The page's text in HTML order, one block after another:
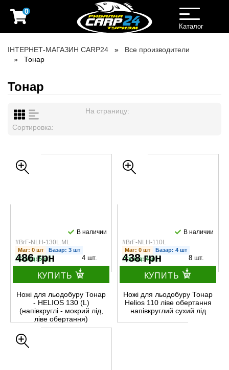
0
Toggle
navigation
Каталог
ІНТЕРНЕТ-МАГАЗИН CARP24
Все производители
Тонар
Тонар
На страницу:
Сортировка:
#BrF-NLH-130L.ML
В наличии
Маг: 0 шт
Базар: 3 шт
Склад: 5 шт
486 грн 4 шт.
КУПИТЬ
Ножі для льодобуру Тонар
- HELIOS 130 (L)
(напівкруглі - мокрий лід,
ліве обертання)
#BrF-NLH-110L
В наличии
Маг: 0 шт
Базар: 4 шт
Склад: 4 шт
438 грн 8 шт.
КУПИТЬ
Ножі для льодобуру Тонар
Helios 110 ліве обертання
напівкруглий сухий лід